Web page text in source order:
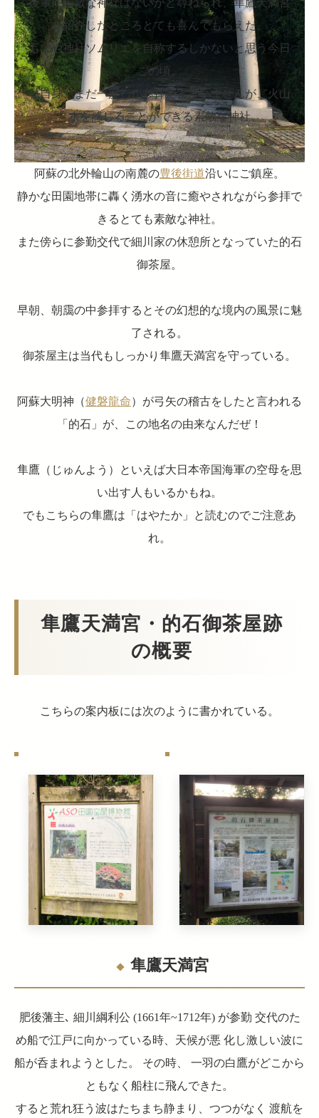
を紹介したところとても喜んでもらえた。
もはや神社ソムリエを自称するしかないと思う今日
この頃。
私自身、まだ一度しか参拝できていませんが、火山
と水を感じることができる素敵な神社。
阿蘇の北外輪山の南麓の豊後街道沿いにご鎮座。
静かな田園地帯に轟く湧水の音に癒やされながら参拝で
きるとても素敵な神社。
また傍らに参勤交代で細川家の休憩所となっていた的石
御茶屋。
早朝、朝靄の中参拝するとその幻想的な境内の風景に魅
了される。
御茶屋主は当代もしっかり隼鷹天満宮を守っている。
阿蘇大明神（健磐龍命）が弓矢の稽古をしたと言われる
「的石」が、この地名の由来なんだぜ！
隼鷹（じゅんよう）といえば大日本帝国海軍の空母を思
い出す人もいるかもね。
でもこちらの隼鷹は「はやたか」と読むのでご注意あ
れ。
隼鷹天満宮・的石御茶屋跡
の概要
こちらの案内板には次のように書かれている。
隼鷹天満宮
肥後藩主､ 細川綱利公 (1661年~1712年) が参勤 交代のた
め船で江戸に向かっている時、天候が悪 化し激しい波に
船が呑まれようとした。 その時、 一羽の白鷹がどこから
ともなく船柱に飛んできた。
すると荒れ狂う波はたちまち静まり、つつがなく 渡航を